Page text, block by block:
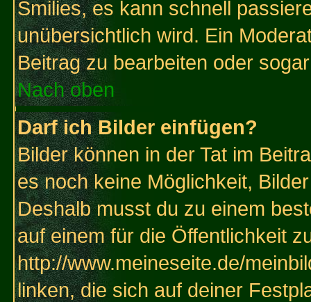
Smilies, es kann schnell
unübersichtlich wird. Ein
Beitrag zu bearbeiten oder
Nach oben
Darf ich Bilder einfügen?
Bilder können in der Tat im
es noch keine Möglichkeit,
Deshalb musst du zu einem
auf einem für die Öffentlichkeit
http://www.meineseite.de/
linken, die sich auf deiner